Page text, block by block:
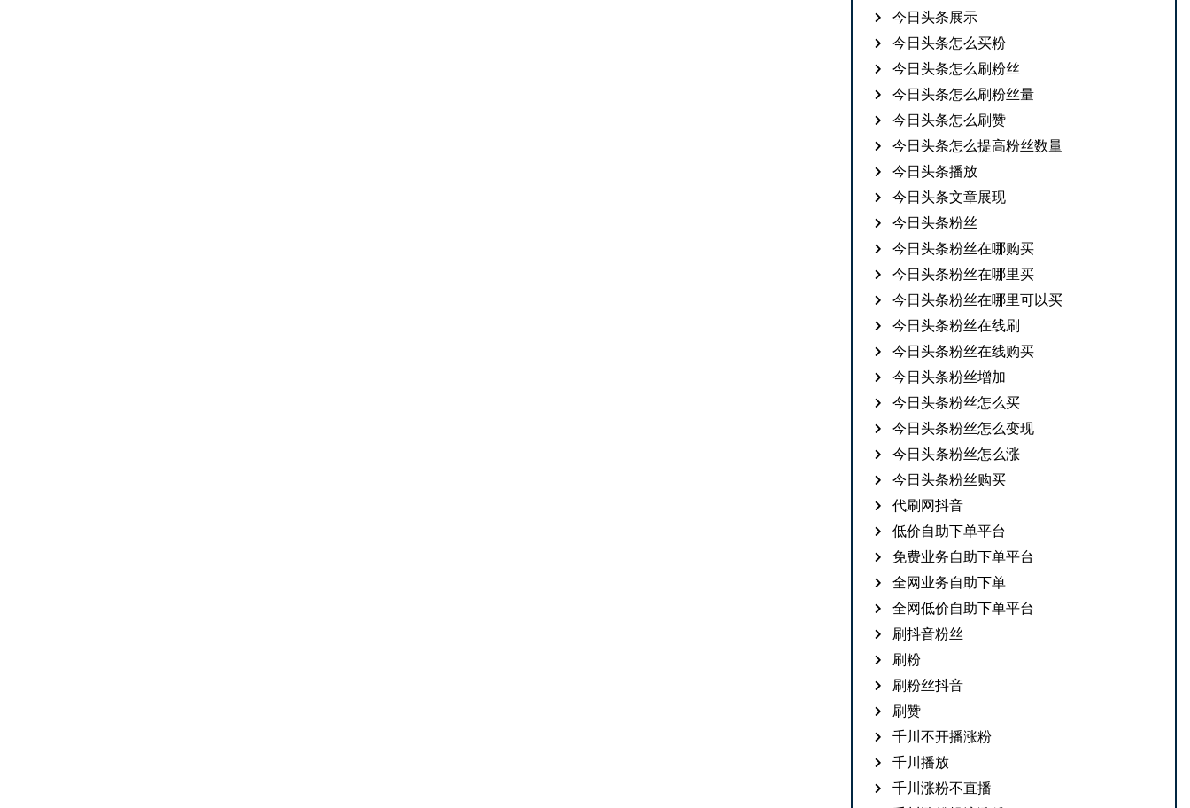
今日头条展示
今日头条怎么买粉
今日头条怎么刷粉丝
今日头条怎么刷粉丝量
今日头条怎么刷赞
今日头条怎么提高粉丝数量
今日头条播放
今日头条文章展现
今日头条粉丝
今日头条粉丝在哪购买
今日头条粉丝在哪里买
今日头条粉丝在哪里可以买
今日头条粉丝在线刷
今日头条粉丝在线购买
今日头条粉丝增加
今日头条粉丝怎么买
今日头条粉丝怎么变现
今日头条粉丝怎么涨
今日头条粉丝购买
代刷网抖音
低价自助下单平台
免费业务自助下单平台
全网业务自助下单
全网低价自助下单平台
刷抖音粉丝
刷粉
刷粉丝抖音
刷赞
千川不开播涨粉
千川播放
千川涨粉不直播